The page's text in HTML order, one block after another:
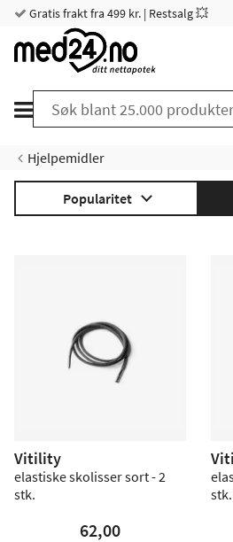
Gratis frakt fra 499 kr. | Restsalg 💥
Hjelpemidler
Popularitet
Vitility
elastiske skolisser sort - 2
stk.
62,00
stk.